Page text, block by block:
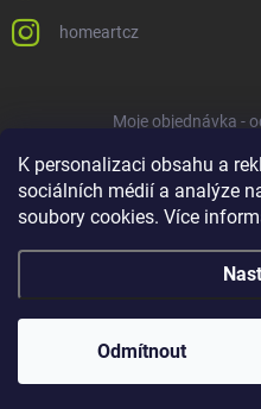
K personalizaci obsahu a
sociálních médií a analýze
soubory cookies. Více
Odmítnout
homeartcz
Moje objednávka -
Copyright 2026HOMEART.